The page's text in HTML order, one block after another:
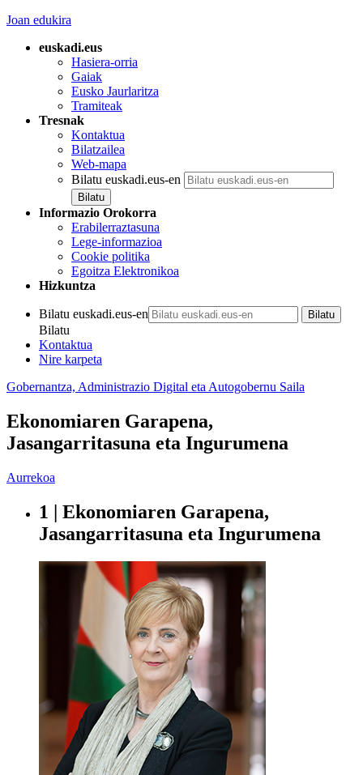
Joan edukira
euskadi.eus
Hasiera-orria
Gaiak
Eusko Jaurlaritza
Tramiteak
Tresnak
Kontaktua
Bilatzailea
Web-mapa
Bilatu euskadi.eus-en
Informazio Orokorra
Erabilerraztasuna
Lege-informazioa
Cookie politika
Egoitza Elektronikoa
Hizkuntza
Bilatu euskadi.eus-en
Bilatu
Kontaktua
Nire karpeta
Gobernantza, Administrazio Digital eta Autogobernu Saila
Ekonomiaren Garapena,
Jasangarritasuna eta Ingurumena
Aurrekoa
1 | Ekonomiaren Garapena,
Jasangarritasuna eta Ingurumena